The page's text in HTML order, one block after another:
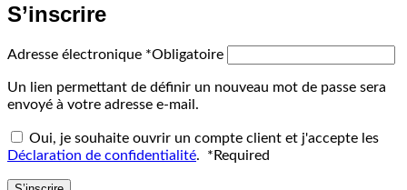
S’inscrire
Adresse électronique *Obligatoire
Un lien permettant de définir un nouveau mot de passe sera
envoyé à votre adresse e-mail.
Oui, je souhaite ouvrir un compte client et j'accepte les
Déclaration de confidentialité. * Required